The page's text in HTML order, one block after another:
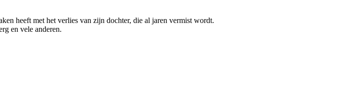
heeft met het verlies van zijn dochter, die al jaren vermist wordt.
en vele anderen.